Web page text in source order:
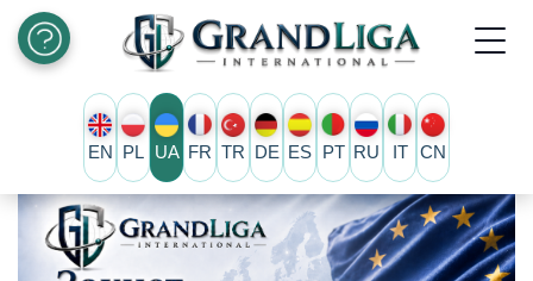
EN PL UA FR TR DE ES PT RU IT CN